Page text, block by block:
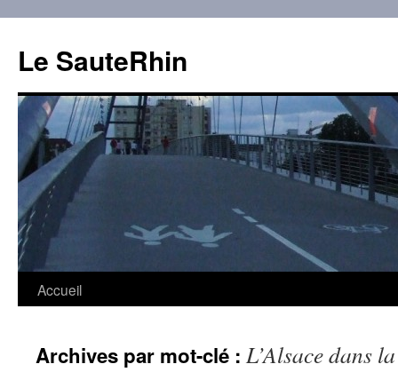
contenu
Le SauteRhin
Accueil
Archives par mot-clé : L’Alsace dans